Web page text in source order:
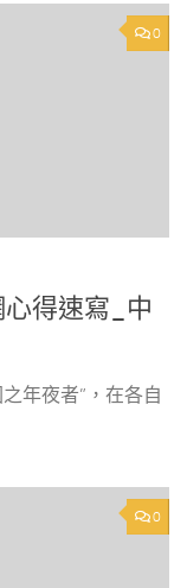
0
心得速寫_中
年夜者”，在各自
0